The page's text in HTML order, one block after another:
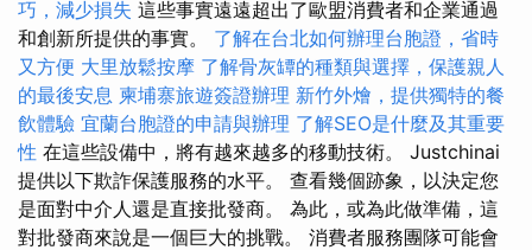
巧，減少損失 這些事實遠遠超出了歐盟消費者和企業通過
和創新所提供的事實。 了解在台北如何辦理台胞證，省時
又方便 大里放鬆按摩 了解骨灰罈的種類與選擇，保護親人
的最後安息 柬埔寨旅遊簽證辦理 新竹外燴，提供獨特的餐
飲體驗 宜蘭台胞證的申請與辦理 了解SEO是什麼及其重要
性 在這些設備中，將有越來越多的移動技術。 Justchinai
提供以下欺詐保護服務的水平。 查看幾個跡象，以決定您
是面對中介人還是直接批發商。 為此，或為此做準備，這
對批發商來說是一個巨大的挑戰。 消費者服務團隊可能會